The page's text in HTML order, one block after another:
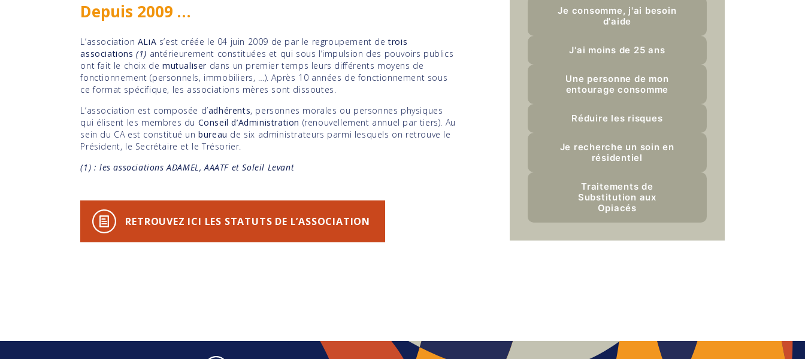
Depuis 2009 …
L’association ALiA s’est créée le 04 juin 2009 de par le regroupement detrois
associations (1) antérieurement constituées et qui sous l’impulsion des pouvoirs publics
ont fait le choix demutualiser dans un premier temps leurs différents moyens de
fonctionnement (personnels, immobiliers, …). Après 10 années de fonctionnement sous
ce format spécifique, les associations mères sont dissoutes.
L’association est composée d’adhérents, personnes morales ou personnes physiques
qui élisent les membres du Conseil d’Administration (renouvellement annuel par tiers). Au
sein du CA est constitué unbureau de six administrateurs parmi lesquels on retrouve le
Président, le Secrétaire et le Trésorier.
(1) : les associations ADAMEL, AAATF et Soleil Levant
RETROUVEZ ICI LES STATUTS DE L’ASSOCIATION
Je consomme, j'ai besoin
d'aide
J'ai moins de 25 ans
Une personne de mon
entourage consomme
Réduire les risques
Je recherche un soin en
résidentiel
Traitements de
Substitution aux
Opiacés